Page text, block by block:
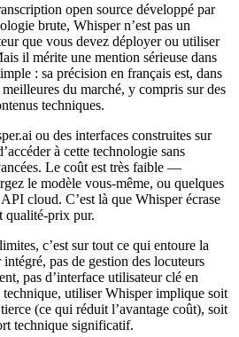
open source développé par
brute, Whisper n’est pas un
que vous devez déployer ou utiliser
il mérite une mention sérieuse dans
: sa précision en français est, dans
du marché, y compris sur des
techniques.
ou des interfaces construites sur
à cette technologie sans
Le coût est très faible —
le modèle vous-même, ou quelques
cloud. C’est là que Whisper écrase
qualité-prix pur.
c’est sur tout ce qui entoure la
pas de gestion des locuteurs
pas d’interface utilisateur clé en
utiliser Whisper implique soit
(ce qui réduit l’avantage coût), soit
technique significatif.